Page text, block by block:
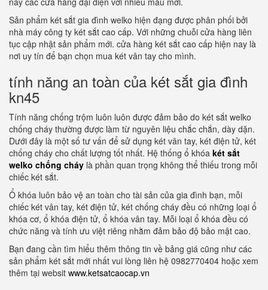
Sản phẩm két sắt gia đình welko hiện đạng được phân phối bởi
nhà máy công ty két sắt cao cấp. Với những chuỗi cửa hàng liên
tục cập nhật sản phẩm mới. cửa hàng két sắt cao cấp hiện nay là
nơi uy tín để bạn chọn mua két vân tay cho mình.
tính năng an toàn của két sắt gia đình
kn45
Tính năng chống trộm luôn luôn được đảm bảo do két sắt welko
chống cháy thường được làm từ nguyên liệu chắc chắn, dày dặn.
Dưới đây là một số tư vấn để sử dụng két vân tay, két điện tử, két
chống cháy cho chất lượng tốt nhất. Hệ thống ổ khóa két sắt
welko chống cháy là phần quan trọng không thể thiếu trong mỗi
chiếc két sắt.
Ổ khóa luôn bảo vệ an toàn cho tài sản của gia đình bạn, mỗi
chiếc két vân tay, két điện tử, két chống cháy đều có những loại ổ
khóa cơ, ổ khóa điện tử, ổ khóa vân tay. Mỗi loại ổ khóa đều có
chức năng và tính ưu việt riêng nhằm đảm bảo độ bảo mật cao.
Bạn đang cần tìm hiểu thêm thông tin về bảng giá cũng như các
sản phẩm két sắt mới nhất vui lòng liên hệ 0982770404 hoặc xem
thêm tại websit www.ketsatcaocap.vn